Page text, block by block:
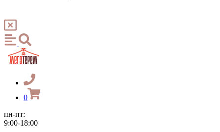
0
пн-пт:
9:00-18:00